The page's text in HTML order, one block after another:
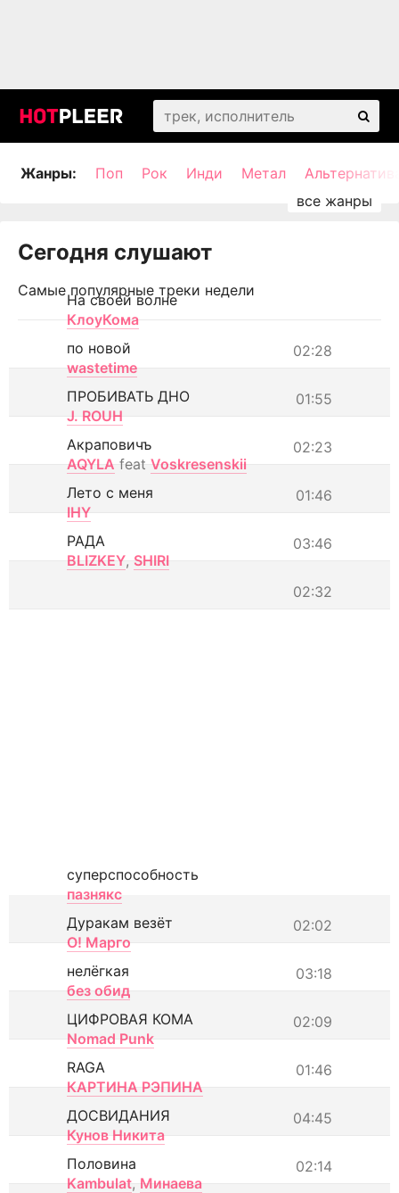
Жанры: Поп Рок Инди Метал
Сегодня слушают
Самые популярные треки недели
На своей волне
КлоуКома
02:28
по новой
wastetime
01:55
ПРОБИВАТЬ ДНО
J. ROUH
02:23
Акраповичъ
AQYLA feat Voskresenskii
01:46
Лето с меня
IHY
03:46
РАДА
BLIZKEY, SHIRI
02:32
суперспособность
пазнякс
02:02
Дуракам везёт
О! Марго
03:18
нелёгкая
без обид
02:09
ЦИФРОВАЯ КОМА
Nomad Punk
01:46
RAGA
КАРТИНА РЭПИНА
04:45
ДОСВИДАНИЯ
Кунов Никита
02:14
Половина
Kambulat, Минаева